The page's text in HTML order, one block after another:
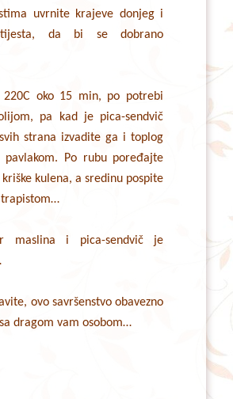
uvrnite krajeve donjeg i
da bi se dobrano
220C oko 15 min, po potrebi
pa kad je pica-sendvič
strana izvadite ga i toplog
pavlakom. Po rubu poređajte
kriške kulena, a sredinu pospite
maslina i pica-sendvič je
ovo savršenstvo obavezno
dragom vam osobom…